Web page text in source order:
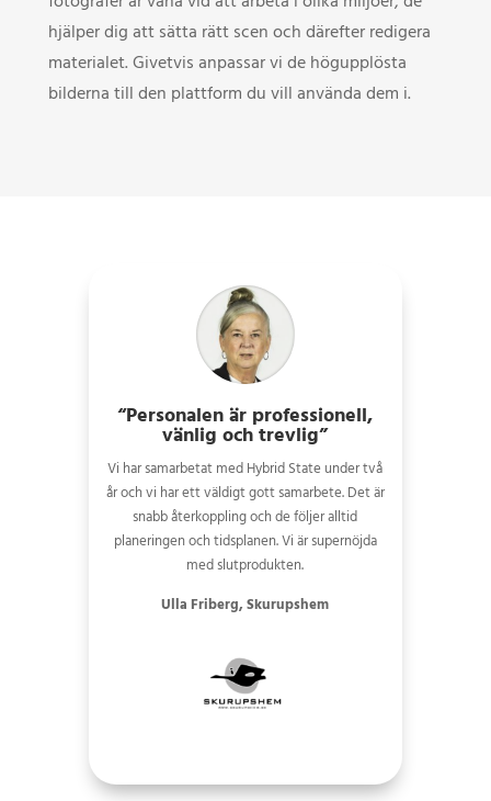
hjälper dig att sätta rätt scen och därefter redigera
materialet. Givetvis anpassar vi de högupplösta
bilderna till den plattform du vill använda dem i.
“Personalen är professionell,
vänlig och trevlig”
Vi har samarbetat med Hybrid State under två
år och vi har ett väldigt gott samarbete. Det är
snabb återkoppling och de följer alltid
planeringen och tidsplanen. Vi är supernöjda
med slutprodukten.
Ulla Friberg, Skurupshem